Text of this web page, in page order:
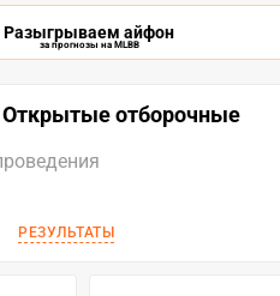
Разыгрываем айфон
за прогнозы на MLBB
Открытые отборочные
РЕЗУЛЬТАТЫ